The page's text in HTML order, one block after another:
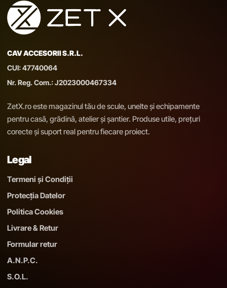
CAV ACCESORII S.R.L.
CUI: 47740064
Nr. Reg. Com.: J2023000467334
ZetX.ro este magazinul tău de scule, unelte și echipamente
pentru casă, grădină, atelier și șantier. Produse utile, prețuri
corecte și suport real pentru fiecare proiect.
Legal
Termeni și Condiții
Protecția Datelor
Politica Cookies
Livrare & Retur
Formular retur
A.N.P.C.
S.O.L.